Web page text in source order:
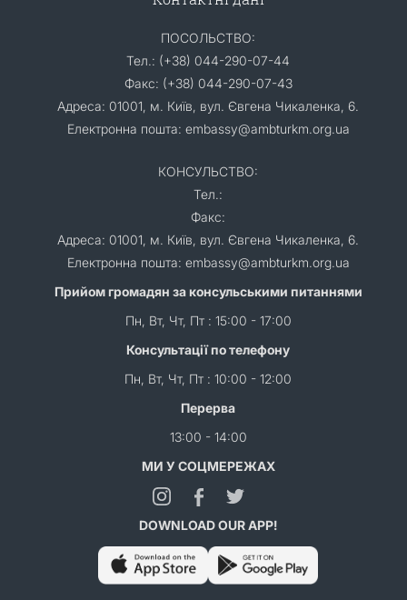
ПОСОЛЬСТВО:
Тел.: (+38) 044-290-07-44
Факс: (+38) 044-290-07-43
Адреса: 01001, м. Київ, вул. Євгена Чикаленка, 6.
Електронна пошта: embassy@ambturkm.org.ua
КОНСУЛЬСТВО:
Тел.:
Факс:
Адреса: 01001, м. Київ, вул. Євгена Чикаленка, 6.
Електронна пошта: embassy@ambturkm.org.ua
Прийом громадян за консульськими питаннями
Пн, Вт, Чт, Пт : 15:00 - 17:00
Консультації по телефону
Пн, Вт, Чт, Пт : 10:00 - 12:00
Перерва
13:00 - 14:00
МИ У СОЦМЕРЕЖАХ
DOWNLOAD OUR APP!